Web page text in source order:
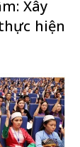
Xây
hiện